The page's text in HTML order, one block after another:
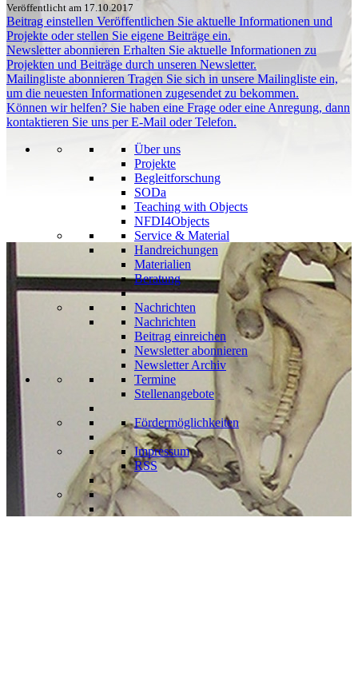
Veröffentlicht am 17.10.2017
Beitrag einstellen Veröffentlichen Sie aktuelle Informationen und
Projekte oder stellen Sie eigene Beiträge ein.
Newsletter abonnieren Erhalten Sie aktuelle Informationen zu
Projekten und Beiträge durch unseren Newsletter.
Mailingliste abonnieren Tragen Sie sich in unsere Mailingliste ein,
um die neuesten Informationen zugesendet zu bekommen.
Können wir helfen? Sie haben eine Frage oder eine Anregung, dann
kontaktieren Sie uns per E-Mail oder Telefon.
Über uns
Projekte
Begleitforschung
SODa
Teaching with Objects
NFDI4Objects
Service & Material
Handreichungen
Materialien
Beratung
Nachrichten
Nachrichten
Beitrag einreichen
Newsletter abonnieren
Newsletter Archiv
Termine
Stellenangebote
Fördermöglichkeiten
Impressum
RSS